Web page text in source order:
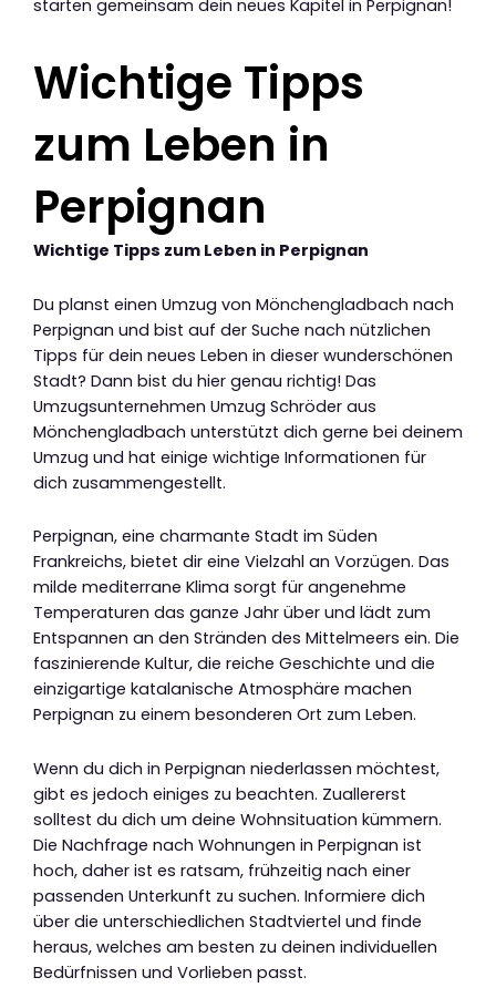
starten gemeinsam dein neues Kapitel in Perpignan!
Wichtige Tipps
zum Leben in
Perpignan
Wichtige Tipps zum Leben in Perpignan
Du planst einen Umzug von Mönchengladbach nach
Perpignan und bist auf der Suche nach nützlichen
Tipps für dein neues Leben in dieser wunderschönen
Stadt? Dann bist du hier genau richtig! Das
Umzugsunternehmen Umzug Schröder aus
Mönchengladbach unterstützt dich gerne bei deinem
Umzug und hat einige wichtige Informationen für
dich zusammengestellt.
Perpignan, eine charmante Stadt im Süden
Frankreichs, bietet dir eine Vielzahl an Vorzügen. Das
milde mediterrane Klima sorgt für angenehme
Temperaturen das ganze Jahr über und lädt zum
Entspannen an den Stränden des Mittelmeers ein. Die
faszinierende Kultur, die reiche Geschichte und die
einzigartige katalanische Atmosphäre machen
Perpignan zu einem besonderen Ort zum Leben.
Wenn du dich in Perpignan niederlassen möchtest,
gibt es jedoch einiges zu beachten. Zuallererst
solltest du dich um deine Wohnsituation kümmern.
Die Nachfrage nach Wohnungen in Perpignan ist
hoch, daher ist es ratsam, frühzeitig nach einer
passenden Unterkunft zu suchen. Informiere dich
über die unterschiedlichen Stadtviertel und finde
heraus, welches am besten zu deinen individuellen
Bedürfnissen und Vorlieben passt.